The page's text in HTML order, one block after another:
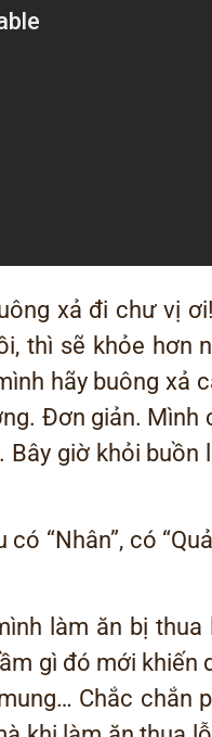
xả đi chư vị
thì sẽ khỏe hơn
hãy buông xả
Đơn giản.
giờ khỏi buồn
“Nhân”, có
làm ăn bị
gì đó mới khiến
Chắc chắn